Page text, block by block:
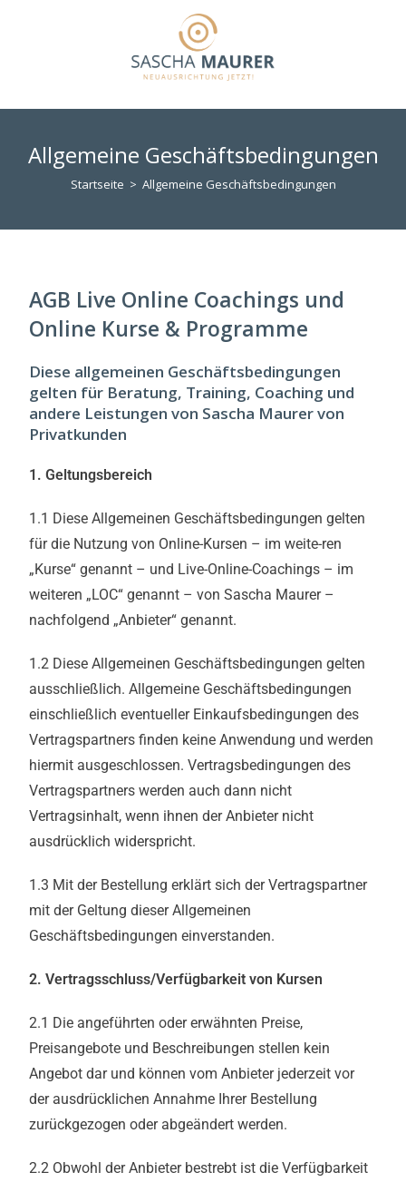
Allgemeine Geschäftsbedingungen
Startseite > Allgemeine Geschäftsbedingungen
AGB Live Online Coachings und
Online Kurse & Programme
Diese allgemeinen Geschäftsbedingungen
gelten für Beratung, Training, Coaching und
andere Leistungen von Sascha Maurer von
Privatkunden
1. Geltungsbereich
1.1 Diese Allgemeinen Geschäftsbedingungen gelten
für die Nutzung von Online-Kursen – im weite-ren
„Kurse“ genannt – und Live-Online-Coachings – im
weiteren „LOC“ genannt – von Sascha Maurer –
nachfolgend „Anbieter“ genannt.
1.2 Diese Allgemeinen Geschäftsbedingungen gelten
ausschließlich. Allgemeine Geschäftsbedingungen
einschließlich eventueller Einkaufsbedingungen des
Vertragspartners finden keine Anwendung und werden
hiermit ausgeschlossen. Vertragsbedingungen des
Vertragspartners werden auch dann nicht
Vertragsinhalt, wenn ihnen der Anbieter nicht
ausdrücklich widerspricht.
1.3 Mit der Bestellung erklärt sich der Vertragspartner
mit der Geltung dieser Allgemeinen
Geschäftsbedingungen einverstanden.
2. Vertragsschluss/Verfügbarkeit von Kursen
2.1 Die angeführten oder erwähnten Preise,
Preisangebote und Beschreibungen stellen kein
Angebot dar und können vom Anbieter jederzeit vor
der ausdrücklichen Annahme Ihrer Bestellung
zurückgezogen oder abgeändert werden.
2.2 Obwohl der Anbieter bestrebt ist die Verfügbarkeit